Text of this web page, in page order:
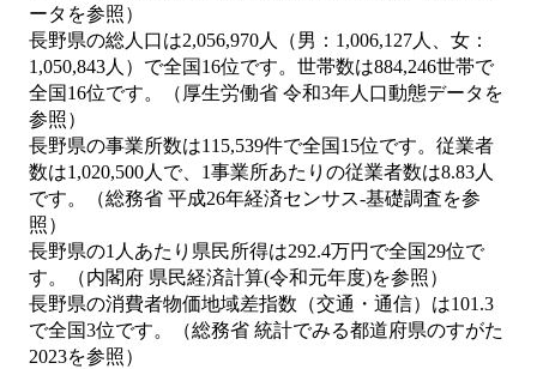
ータを参照）
長野県の総人口は2,056,970人（男：1,006,127人、女：
1,050,843人）で全国16位です。世帯数は884,246世帯で
全国16位です。（厚生労働省 令和3年人口動態データを
参照）
長野県の事業所数は115,539件で全国15位です。従業者
数は1,020,500人で、1事業所あたりの従業者数は8.83人
です。（総務省 平成26年経済センサス‐基礎調査を参
照）
長野県の1人あたり県民所得は292.4万円で全国29位で
す。（内閣府 県民経済計算(令和元年度)を参照）
長野県の消費者物価地域差指数（交通・通信）は101.3
で全国3位です。（総務省 統計でみる都道府県のすがた
2023を参照）